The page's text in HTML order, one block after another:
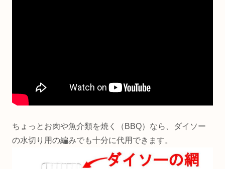
ちょっとお肉や魚介類を焼く（BBQ）なら、ダイソー
の水切り用の編みでも十分に代用できます。